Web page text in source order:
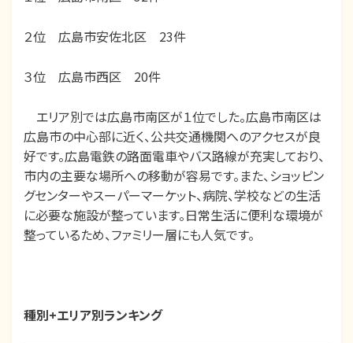
２位 広島市安佐北区 23件
３位 広島市西区 20件
エリア別では広島市南区が１位でした。広島市南区は
広島市の中心部に近く、公共交通機関へのアクセスが良
好です。広島電鉄の路面電車やバス路線が充実しており、
市内の主要な場所への移動が容易です。また、ショッピン
グセンターやスーパーマーケット、病院、学校などの生活
に必要な施設が整っています。日常生活に便利な環境が
整っているため、ファミリー層にも人気です。
種別+エリア別ランキング